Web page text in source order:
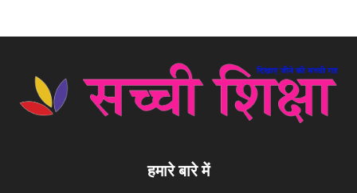
हमारे बारे में